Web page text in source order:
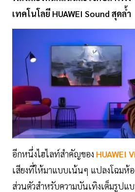
เทคโนโลยี HUAWEI Sound สุดล้ำ
อีกหนึ่งไฮไลท์สำคัญของ HUAWEI
เสียงที่ให้มาแบบเน้นๆ แปลงโฉมห้
ส่วนตัวสำหรับความบันเทิงเต็มรูปแ